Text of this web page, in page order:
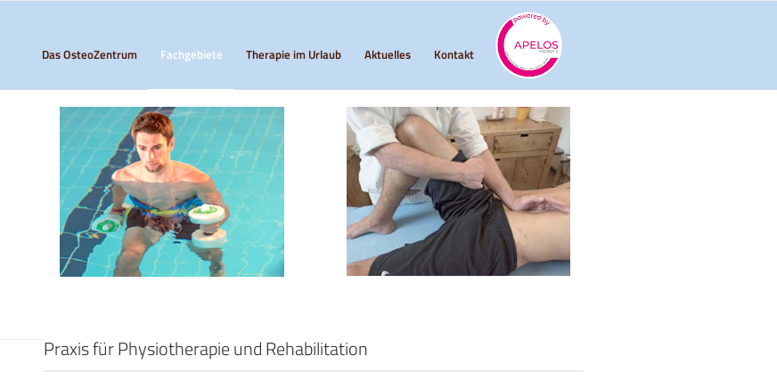
Das OsteoZentrum Fachgebiete Therapie im Urlaub Aktuelles Kontakt
Praxis für Physiotherapie und Rehabilitation